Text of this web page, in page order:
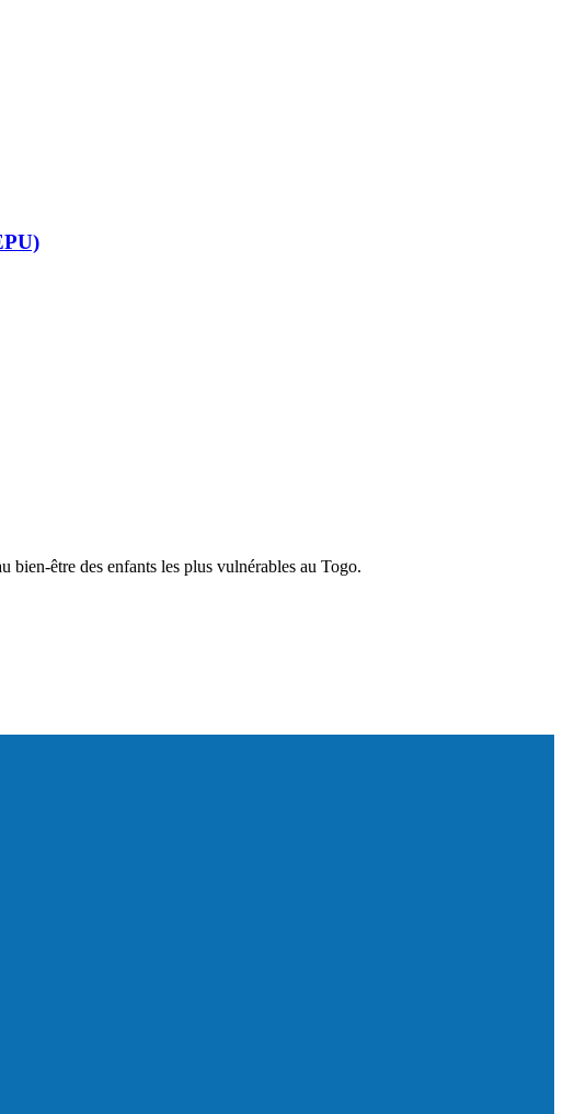
être des enfants les plus vulnérables au Togo.